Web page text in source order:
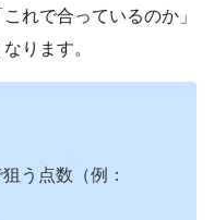
れで合っているのか」
ります。
う点数（例：